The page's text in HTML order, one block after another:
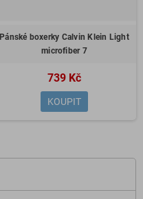
Pánské boxerky Calvin Klein Light
microfiber 7
739 Kč
KOUPIT